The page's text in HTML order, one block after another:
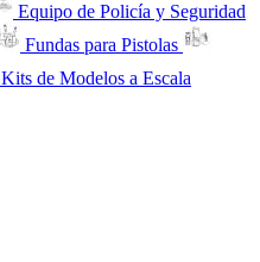
Equipo de Policía y Seguridad
Fundas para Pistolas
Kits de Modelos a Escala